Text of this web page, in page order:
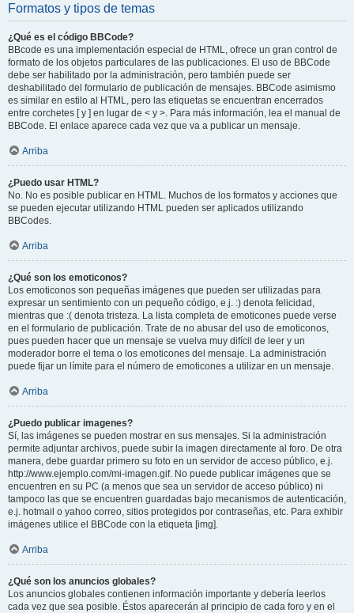
Formatos y tipos de temas
¿Qué es el código BBCode?
BBcode es una implementación especial de HTML, ofrece un gran control de
formato de los objetos particulares de las publicaciones. El uso de BBCode
debe ser habilitado por la administración, pero también puede ser
deshabilitado del formulario de publicación de mensajes. BBCode asimismo
es similar en estilo al HTML, pero las etiquetas se encuentran encerrados
entre corchetes [ y ] en lugar de < y >. Para más información, lea el manual de
BBCode. El enlace aparece cada vez que va a publicar un mensaje.
Arriba
¿Puedo usar HTML?
No. No es posible publicar en HTML. Muchos de los formatos y acciones que
se pueden ejecutar utilizando HTML pueden ser aplicados utilizando
BBCodes.
Arriba
¿Qué son los emoticonos?
Los emoticonos son pequeñas imágenes que pueden ser utilizadas para
expresar un sentimiento con un pequeño código, e.j. :) denota felicidad,
mientras que :( denota tristeza. La lista completa de emoticones puede verse
en el formulario de publicación. Trate de no abusar del uso de emoticonos,
pues pueden hacer que un mensaje se vuelva muy difícil de leer y un
moderador borre el tema o los emoticones del mensaje. La administración
puede fijar un límite para el número de emoticones a utilizar en un mensaje.
Arriba
¿Puedo publicar imagenes?
Sí, las imágenes se pueden mostrar en sus mensajes. Si la administración
permite adjuntar archivos, puede subir la imagen directamente al foro. De otra
manera, debe guardar primero su foto en un servidor de acceso público, e.j.
http://www.ejemplo.com/mi-imagen.gif. No puede publicar imágenes que se
encuentren en su PC (a menos que sea un servidor de acceso público) ni
tampoco las que se encuentren guardadas bajo mecanismos de autenticación,
e.j. hotmail o yahoo correo, sitios protegidos por contraseñas, etc. Para exhibir
imágenes utilice el BBCode con la etiqueta [img].
Arriba
¿Qué son los anuncios globales?
Los anuncios globales contienen información importante y debería leerlos
cada vez que sea posible. Éstos aparecerán al principio de cada foro y en el